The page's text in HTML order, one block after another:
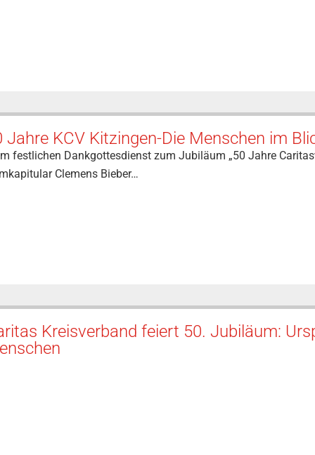
Jahre KCV Kitzingen-Die Menschen im
festlichen Dankgottesdienst zum Jubiläum „50 Jahre
Clemens Bieber…
Kreisverband feiert 50. Jubiläum: